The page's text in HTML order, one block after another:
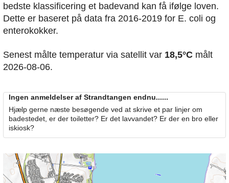
bedste klassificering et badevand kan få ifølge loven.
Dette er baseret på data fra 2016-2019 for E. coli og
enterokokker.
Senest målte temperatur via satellit var 18,5°C målt
2026-08-06.
Ingen anmeldelser af Strandtangen endnu......
Hjælp gerne næste besøgende ved at skrive et par linjer om
badestedet, er der toiletter? Er det lavvandet? Er der en bro eller
iskiosk?